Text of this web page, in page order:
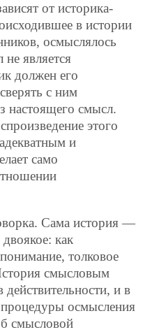
от историка-
в истории
осмыслялось
является
должен его
с ним
настоящего смысл.
этого
и
само
Сама история —
как
толковое
смысловым
и в
осмысления
смысловой